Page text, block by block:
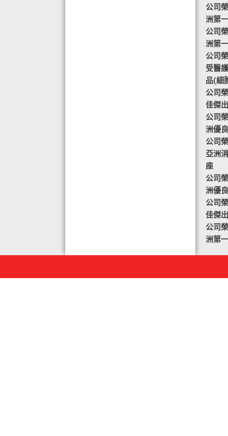
公司
洲第
公司
洲第
公司
受醫
品(細
公司
佳傑
公司
洲優
公司
亞洲
座
公司
洲優
公司
佳傑
公司
洲第